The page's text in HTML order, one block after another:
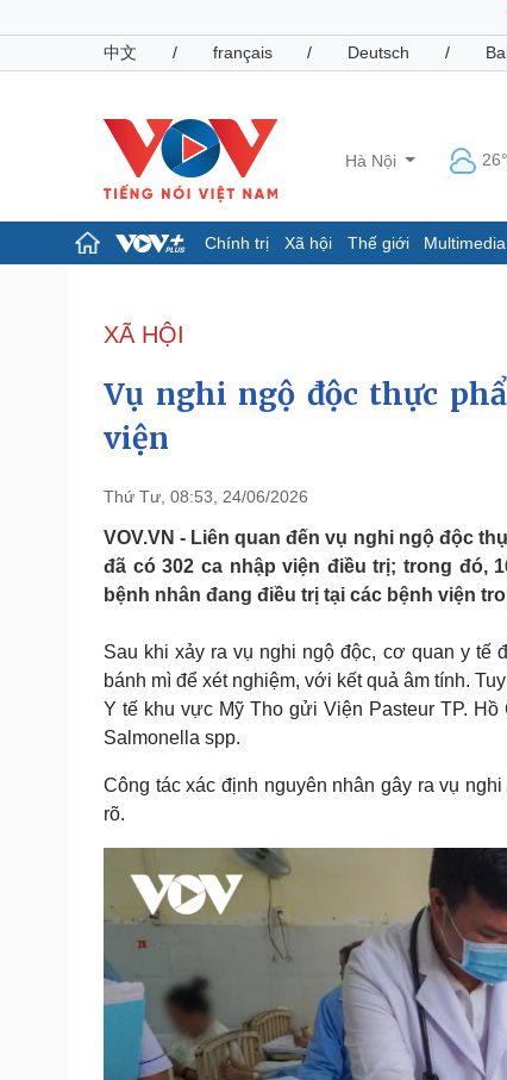
中文
/ français / Deutsch /
Hà Nội
Chính trị Xã hội Thế giới Multimedia
Đảng
Tổ chức nhân sự
Nhận diện sự thật
Dấu ấn VOV
Pháp luật
Tin nóng
Tư vấn luật
Việt Nam
Phân tích
Sức khỏe
Dinh dưỡng - món ngon
Cây thuốc
Sản phụ khoa
Nam khoa
Làm đẹp - giảm cân
Phòng mạch online
Ăn sạch sống khỏe
Đời sống
Nhà đẹp
Blog
Cải chính
XÃ HỘI
Vụ nghi ngộ độc thực
viện
Thứ Tư, 08:53, 24/06/2026
VOV.VN - Liên quan đến vụ nghi ngộ độc
đã có 302 ca nhập viện điều trị; trong đó,
bệnh nhân đang điều trị tại các bệnh viện
Sau khi xảy ra vụ nghi ngộ độc, cơ quan y tế
bánh mì để xét nghiệm, với kết quả âm tính.
Y tế khu vực Mỹ Tho gửi Viện Pasteur TP.
Salmonella spp.
Công tác xác định nguyên nhân gây ra vụ
rõ.